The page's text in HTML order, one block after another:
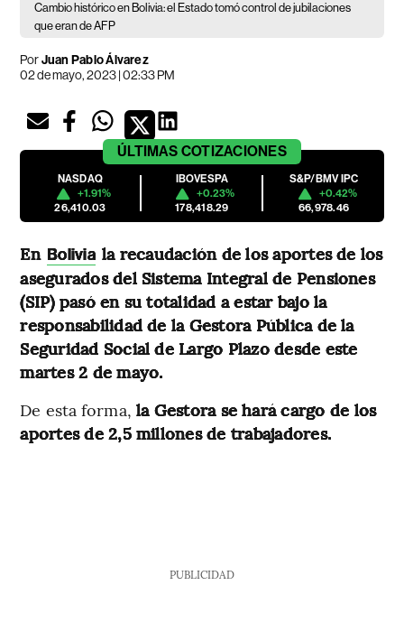
Cambio histórico en Bolivia: el Estado tomó control de jubilaciones
que eran de AFP
PorJuan Pablo Álvarez
02 de mayo, 2023 | 02:33 PM
ÚLTIMAS COTIZACIONES
NASDAQ
+1.91%
26,410.03
IBOVESPA
+0.23%
178,418.29
S&P/BMV IPC
+0.42%
66,978.46
En Bolivia la recaudación de los aportes de los
asegurados del Sistema Integral de Pensiones
(SIP) pasó en su totalidad a estar bajo la
responsabilidad de la Gestora Pública de la
Seguridad Social de Largo Plazo desde este
martes 2 de mayo.
De esta forma, la Gestora se hará cargo de los
aportes de 2,5 millones de trabajadores.
PUBLICIDAD